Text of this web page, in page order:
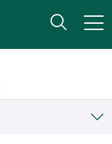
打開
小版